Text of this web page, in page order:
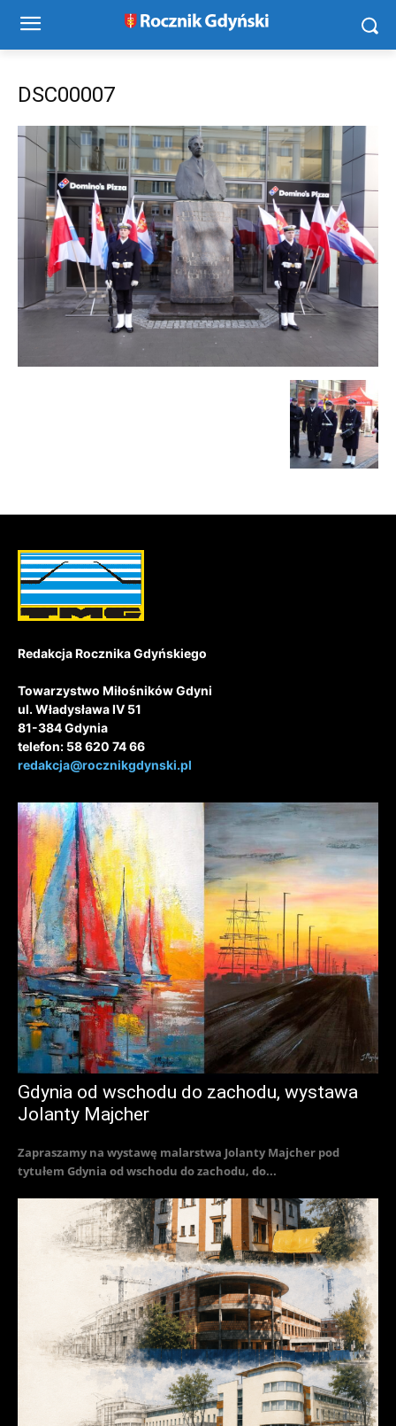
DSC00007
Redakcja Rocznika Gdyńskiego
Towarzystwo Miłośników Gdyni
ul. Władysława IV 51
81-384 Gdynia
telefon: 58 620 74 66
redakcja@rocznikgdynski.pl
Gdynia od wschodu do zachodu, wystawa
Jolanty Majcher
Zapraszamy na wystawę malarstwa Jolanty Majcher pod
tytułem Gdynia od wschodu do zachodu, do...